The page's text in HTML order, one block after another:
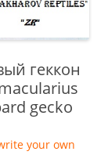
геккон
gecko
your own